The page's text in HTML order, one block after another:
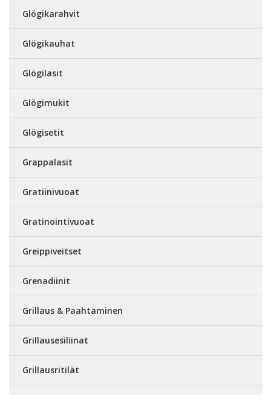
Glögikarahvit
Glögikauhat
Glögilasit
Glögimukit
Glögisetit
Grappalasit
Gratiinivuoat
Gratinointivuoat
Greippiveitset
Grenadiinit
Grillaus & Paahtaminen
Grillausesiliinat
Grillausritilät